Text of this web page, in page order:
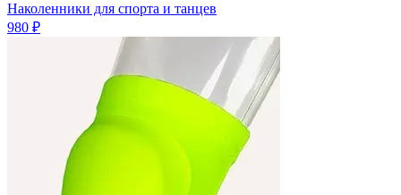
Наколенники для спорта и танцев
980 ₽